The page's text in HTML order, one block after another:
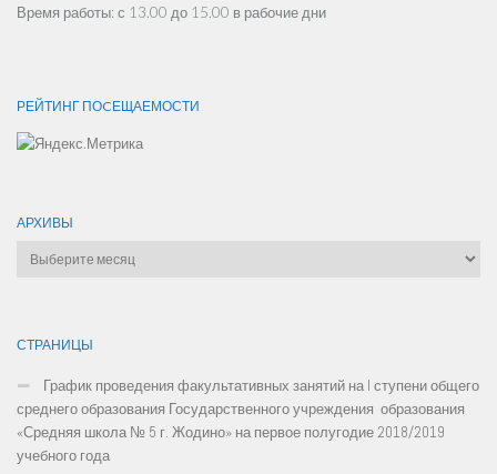
Время работы: с 13.00 до 15.00 в рабочие дни
РЕЙТИНГ ПОCЕЩАЕМОСТИ
АРХИВЫ
Архивы
СТРАНИЦЫ
График проведения факультативных занятий на I ступени общего
среднего образования Государственного учреждения образования
«Средняя школа № 5 г. Жодино» на первое полугодие 2018/2019
учебного года